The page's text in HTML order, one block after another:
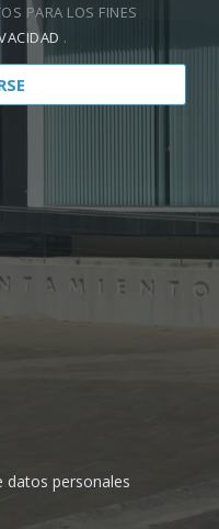
PARA LOS FINES
.
datos personales